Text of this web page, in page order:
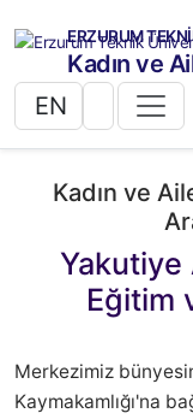
ERZURUM
Kadın ve
EN
Kadın ve
Yakutiye
Eğitim
Merkezimiz
Kaymakamlığı'na